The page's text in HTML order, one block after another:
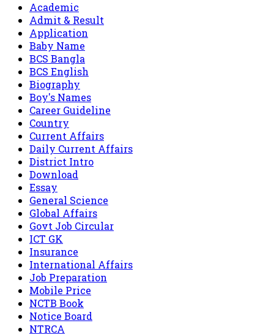
Academic
Admit & Result
Application
Baby Name
BCS Bangla
BCS English
Biography
Boy's Names
Career Guideline
Country
Current Affairs
Daily Current Affairs
District Intro
Download
Essay
General Science
Global Affairs
Govt Job Circular
ICT GK
Insurance
International Affairs
Job Preparation
Mobile Price
NCTB Book
Notice Board
NTRCA